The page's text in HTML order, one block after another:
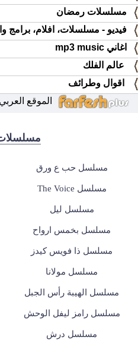
مسلسلات رمضان
فيديو - مسلسلات، افلام، برامج
اغاني mp3 music
عالم الفلك
اقوال وطرائف
الموقع
مسلسل حب ع ورق
مسلسل The Voice
مسلسل ليل
مسلسل بخمس ارواح
مسلسل ذا فويس كيدز
مسلسل مولانا
مسلسل الهيبة رأس الجبل
مسلسل رامز ليفل الوحش
مسلسل درش